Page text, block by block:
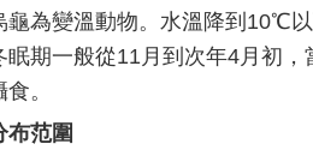
龜為變溫動物。水溫降到10℃
眠期一般從11月到次年4月初
。
布范圍